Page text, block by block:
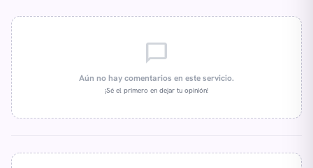
chat_bubble_outline
Aún no hay comentarios en este servicio.
¡Sé el primero en dejar tu opinión!